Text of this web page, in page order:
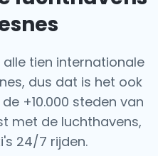
tien internationale
dus dat is het ook
+10.000 steden van
met de luchthavens,
24/7 rijden.